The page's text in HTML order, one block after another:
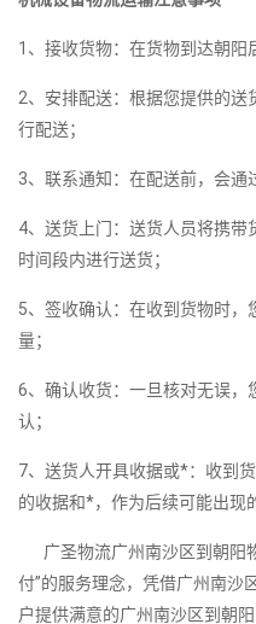
1、接收货物：在货物到达朝阳
2、安排配送：根据您提供的
行配送；
3、联系通知：在配送前，会通
4、送货上门：送货人员将携带
时间段内进行送货；
5、签收确认：在收到货物时
量；
6、确认收货：一旦核对无误，
认；
7、送货人开具收据或*：收到
的收据和*，作为后续可能出现
广圣物流广州南沙区到朝阳
付”的服务理念，凭借广州南沙
户提供满意的广州南沙区到朝